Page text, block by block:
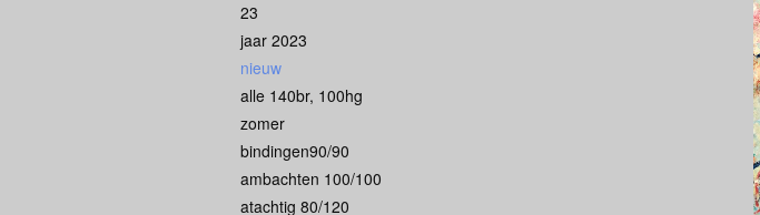
23
jaar 2023
nieuw
alle 140br, 100hg
zomer
bindingen90/90
ambachten 100/100
atachtig 80/120